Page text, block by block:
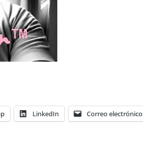
LinkedIn Correo electrónico